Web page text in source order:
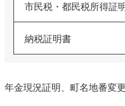
市民税・都民税所得証
納税証明書
年金現況証明、町名地番変